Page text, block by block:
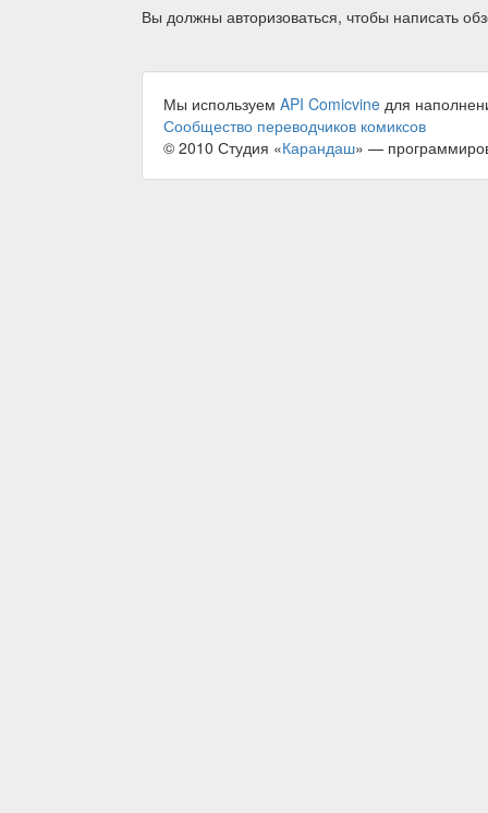
Вы должны авторизоваться, чтобы написать
Мы используем API Comicvine для
Сообщество переводчиков комиксов
© 2010 Студия «Карандаш» —